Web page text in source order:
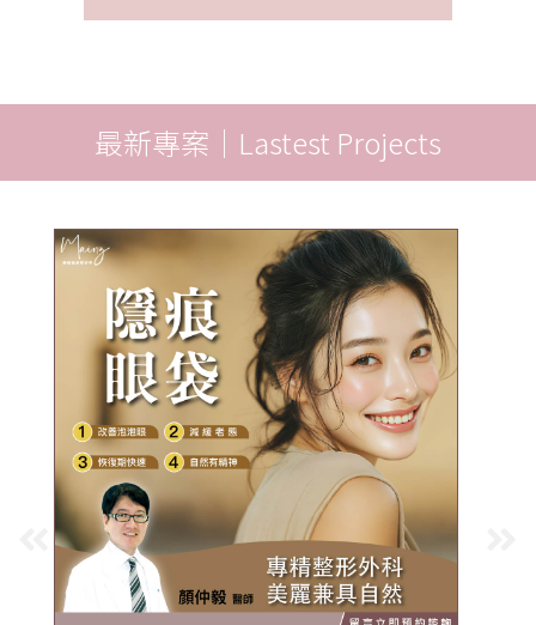
最新專案｜Lastest Projects